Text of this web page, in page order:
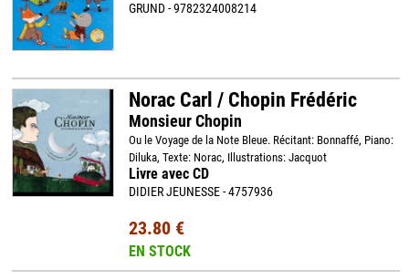
GRUND - 9782324008214
Norac Carl / Chopin Frédéric
Monsieur Chopin
Ou le Voyage de la Note Bleue. Récitant: Bonnaffé, Piano:
Diluka, Texte: Norac, Illustrations: Jacquot
Livre avec CD
DIDIER JEUNESSE - 4757936
23.80 €
EN STOCK